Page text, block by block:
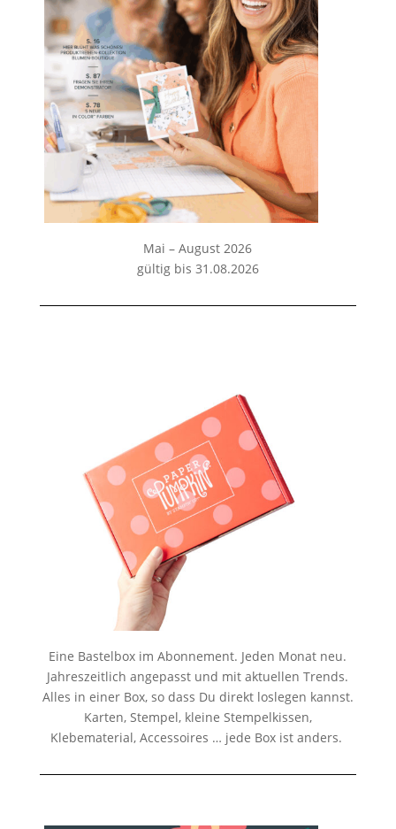
Mai – August 2026
gültig bis 31.08.2026
Eine Bastelbox im Abonnement. Jeden Monat neu.
Jahreszeitlich angepasst und mit aktuellen Trends.
Alles in einer Box, so dass Du direkt loslegen kannst.
Karten, Stempel, kleine Stempelkissen,
Klebematerial, Accessoires … jede Box ist anders.